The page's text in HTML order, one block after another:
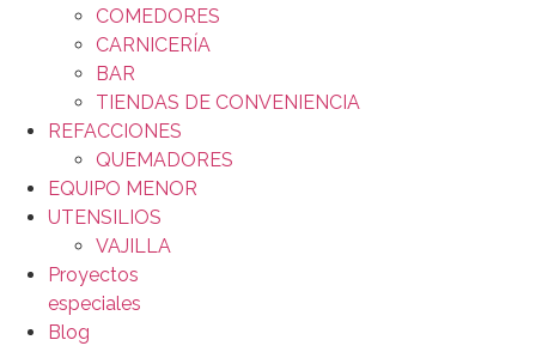
COMEDORES
CARNICERÍA
BAR
TIENDAS DE CONVENIENCIA
REFACCIONES
QUEMADORES
EQUIPO MENOR
UTENSILIOS
VAJILLA
Proyectos
especiales
Blog